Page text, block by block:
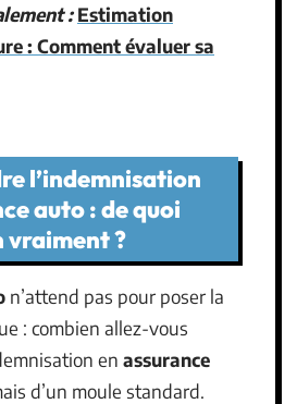
: Estimation
: Comment évaluer sa
l’indemnisation
auto : de quoi
?
n’attend pas pour poser la
: combien allez-vous
en assurance
d’un moule standard.